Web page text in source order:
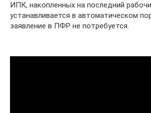
ИПК, накопленных на последний
устанавливается в автоматическом
заявление в ПФР не потребуется.